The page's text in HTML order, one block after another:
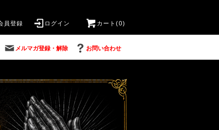
員登録 ログイン カート(0)
メルマガ登録・解除 お問い合わせ